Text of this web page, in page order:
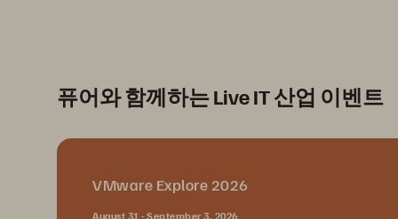
퓨어와 함께하는 Live IT 산업 이벤트
VMware Explore 2026
August 31 - September 3, 2026